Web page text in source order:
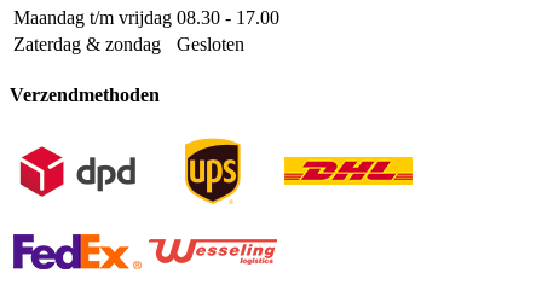
Maandag t/m vrijdag 08.30 - 17.00
Zaterdag & zondag
Gesloten
Verzendmethoden